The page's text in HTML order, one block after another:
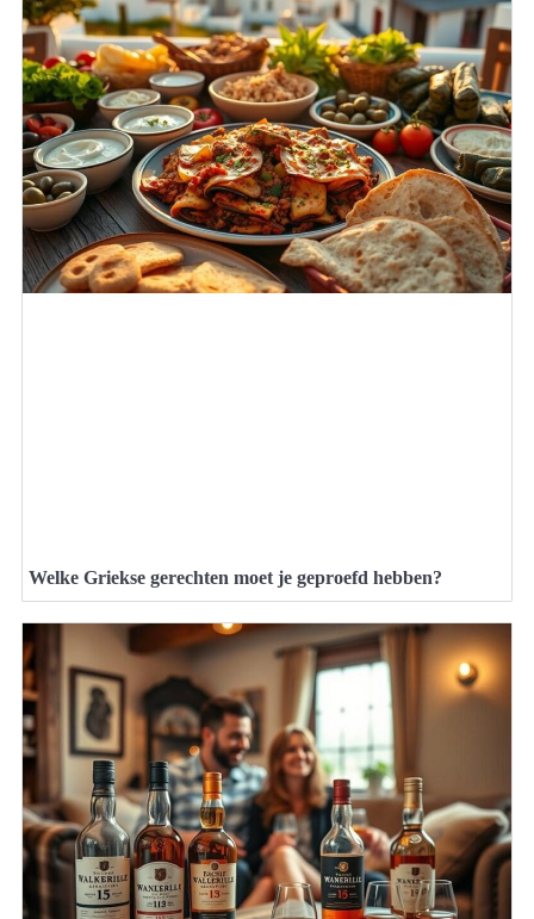
Welke Griekse gerechten moet je geproefd hebben?